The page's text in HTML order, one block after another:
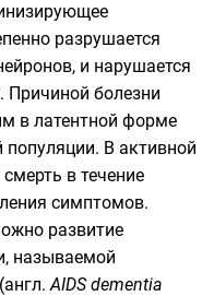
разрушается
и нарушается
Причиной болезни
в латентной форме
В активной
в течение
симптомов.
развитие
называемой
англ. AIDS dementia